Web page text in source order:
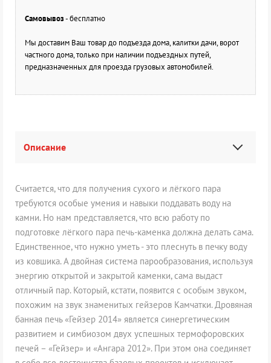
Самовывоз- бесплатно
Мы доставим Ваш товар до подъезда дома, калитки дачи, ворот
частного дома, только при наличии подъездных путей,
предназначенных для проезда грузовых автомобилей.
Описание
Считается, что для получения сухого и лёгкого пара
требуются особые умения и навыки поддавать воду на
камни. Но нам представляется, что всю работу по
подготовке лёгкого пара печь-каменка должна делать сама.
Единственное, что нужно уметь - это плеснуть в печку воду
из ковшика. А двойная система парообразования, используя
энергию открытой и закрытой каменки, сама выдаст
отличный пар. Который, кстати, появится с особым звуком,
похожим на звук знаменитых гейзеров Камчатки. Дровяная
банная печь «Гейзер 2014» является синергетическим
развитием и симбиозом двух успешных термофоровских
печей – «Гейзер» и «Ангара 2012». При этом она соединяет